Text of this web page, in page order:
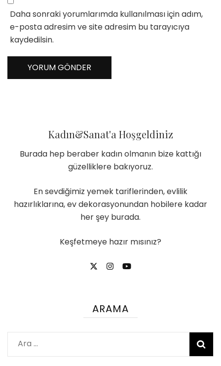
Daha sonraki yorumlarımda kullanılması için adım,
e-posta adresim ve site adresim bu tarayıcıya
kaydedilsin.
Kadın&Sanat'a Hoşgeldiniz
Burada hep beraber kadın olmanın bize kattığı
güzelliklere bakıyoruz.
En sevdiğimiz yemek tariflerinden, evlilik
hazırlıklarına, ev dekorasyonundan hobilere kadar
her şey burada.
Keşfetmeye hazır mısınız?
ARAMA
Arama: